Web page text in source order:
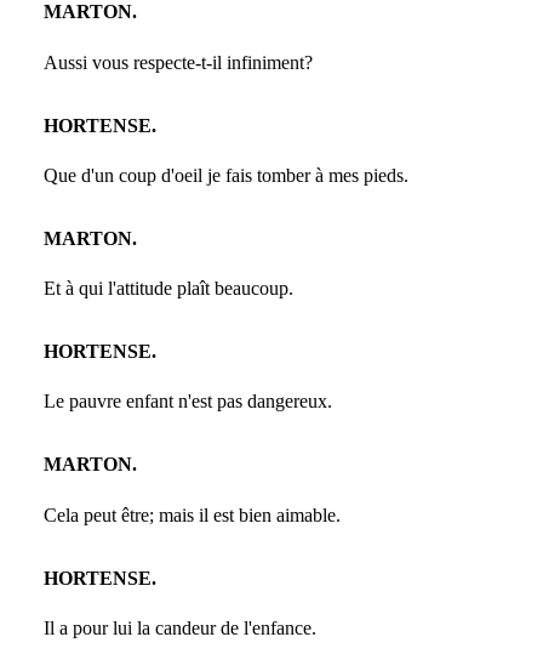
MARTON.
Aussi vous respecte-t-il infiniment?
HORTENSE.
Que d'un coup d'oeil je fais tomber à mes pieds.
MARTON.
Et à qui l'attitude plaît beaucoup.
HORTENSE.
Le pauvre enfant n'est pas dangereux.
MARTON.
Cela peut être; mais il est bien aimable.
HORTENSE.
Il a pour lui la candeur de l'enfance.